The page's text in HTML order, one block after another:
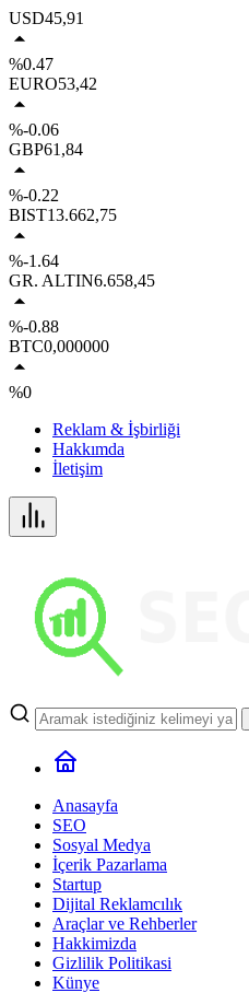
USD45,91
%0.47
EURO53,42
%-0.06
GBP61,84
%-0.22
BIST13.662,75
%-1.64
GR. ALTIN6.658,45
%-0.88
BTC0,000000
%0
Reklam & İşbirliği
Hakkımda
İletişim
Anasayfa
SEO
Sosyal Medya
İçerik Pazarlama
Startup
Dijital Reklamcılık
Araçlar ve Rehberler
Hakkimizda
Gizlilik Politikasi
Künye